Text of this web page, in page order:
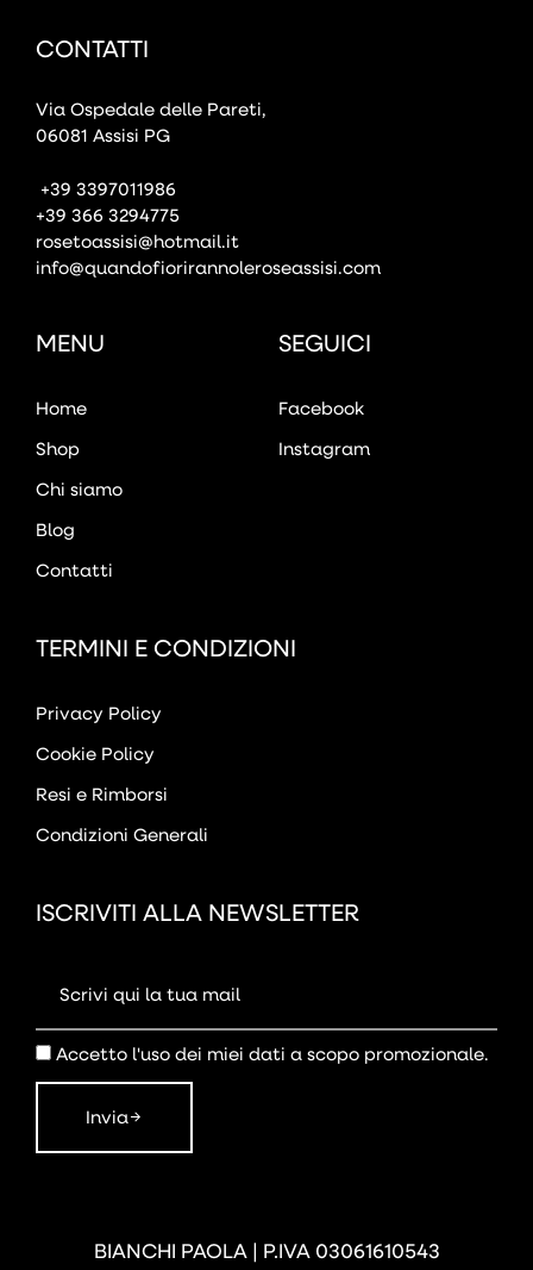
CONTATTI
Via Ospedale delle Pareti,
06081 Assisi PG
+39 3397011986
+39 366 3294775
rosetoassisi@hotmail.it
info@quandofiorirannoleroseassisi.com
MENU
Home
Shop
Chi siamo
Blog
Contatti
SEGUICI
Facebook
Instagram
TERMINI E CONDIZIONI
Privacy Policy
Cookie Policy
Resi e Rimborsi
Condizioni Generali
ISCRIVITI ALLA NEWSLETTER
Accetto l'uso dei miei dati a scopo promozionale.
Invia
BIANCHI PAOLA | P.IVA 03061610543